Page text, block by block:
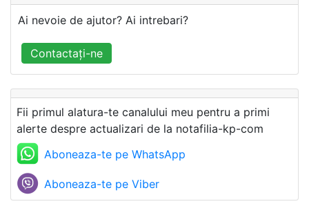
Ai nevoie de ajutor? Ai intrebari?
Contactați-ne
Fii primul alatura-te canalului meu pentru a primi
alerte despre actualizari de la notafilia-kp-com
Aboneaza-te pe WhatsApp
Aboneaza-te pe Viber